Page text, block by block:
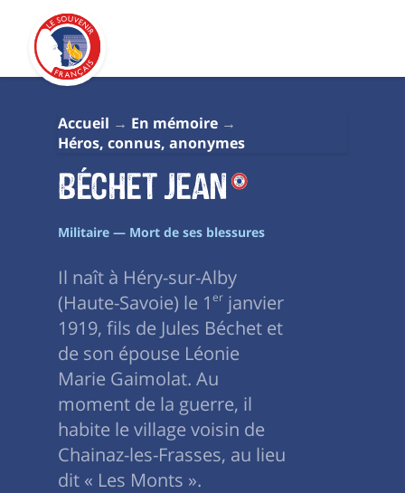
Accueil
En mémoire
Héros, connus, anonymes
Béchet Jean
Militaire — Mort de ses blessures
Il naît à Héry-sur-Alby
(Haute-Savoie) le 1 er janvier
1919, fils de Jules Béchet et
de son épouse Léonie
Marie Gaimolat. Au
moment de la guerre, il
habite le village voisin de
Chainaz-les-Frasses, au lieu
dit « Les Monts ».